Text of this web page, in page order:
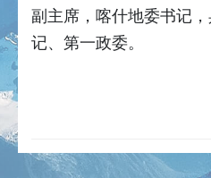
副主席，喀什地委书记
记、第一政委。